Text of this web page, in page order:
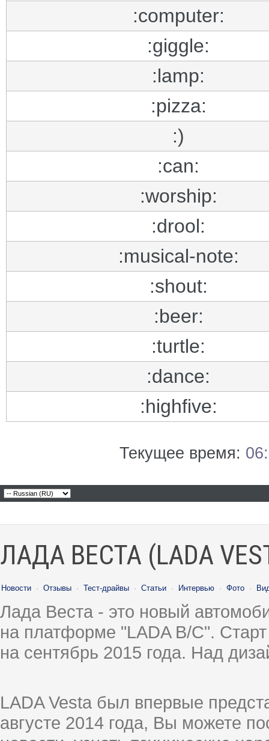
:computer:
:giggle:
:lamp:
:pizza:
:)
:can:
:worship:
:drool:
:musical-note:
:shout:
:beer:
:turtle:
:dance:
:highfive:
Текущее время:
ЛАДА ВЕСТА (LADA
Новости · Отзывы · Тест-драйвы · Статьи · Интервью · Фото ·
Лада Веста - это новый
на платформе "LADA B/C".
на сентябрь 2015 года. Над
LADA Vesta был впервые
августе 2014 года, Вы можете